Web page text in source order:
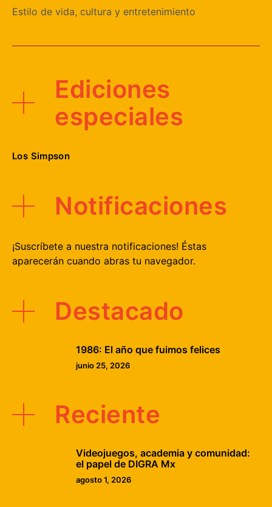
Estilo de vida, cultura y entretenimiento
Ediciones
especiales
Los Simpson
Notificaciones
¡Suscríbete a nuestra notificaciones! Éstas
aparecerán cuando abras tu navegador.
Destacado
1986: El año que fuimos felices
junio 25, 2026
Reciente
Videojuegos, academia y comunidad:
el papel de DIGRA Mx
agosto 1, 2026